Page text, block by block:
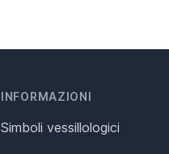
INFORMAZIONI
Simboli vessillologici